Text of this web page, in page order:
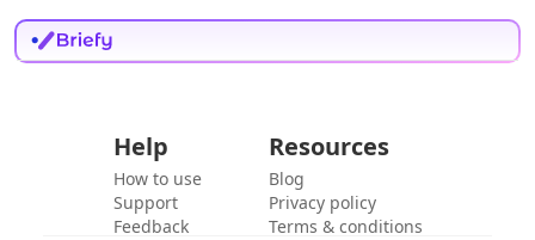
Help
How to use
Support
Feedback
Resources
Blog
Privacy policy
Terms & conditions